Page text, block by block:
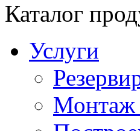
Каталог
Услуги
Монтаж